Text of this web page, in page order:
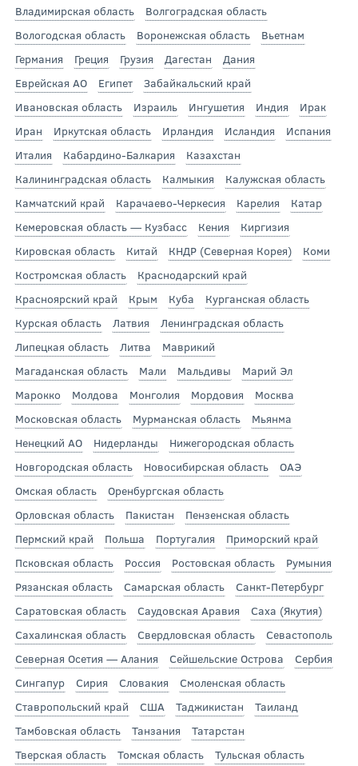
Владимирская область
Волгоградская область
Вологодская область
Воронежская область
Вьетнам
Германия
Греция Грузия Дагестан
Дания
Еврейская АО
Египет
Забайкальский край
Ивановская область
Израиль Ингушетия Индия
Ирак
Иран
Иркутская область Ирландия Исландия
Испания
Италия
Кабардино-Балкария
Казахстан
Калининградская область
Калмыкия
Калужская область
Камчатский край
Карачаево-Черкесия Карелия
Катар
Кемеровская область — Кузбасс
Кения
Киргизия
Кировская область
Китай КНДР (Северная Корея)
Коми
Костромская область
Краснодарский край
Красноярский край
Крым Куба
Курганская область
Курская область
Латвия
Ленинградская область
Липецкая область
Литва
Маврикий
Магаданская область
Мали Мальдивы
Марий Эл
Марокко
Молдова Монголия Мордовия
Москва
Московская область
Мурманская область
Мьянма
Ненецкий АО
Нидерланды
Нижегородская область
Новгородская область
Новосибирская область
ОАЭ
Омская область
Оренбургская область
Орловская область
Пакистан
Пензенская область
Пермский край
Польша Португалия
Приморский край
Псковская область
Россия Ростовская область
Румыния
Рязанская область
Самарская область
Санкт-Петербург
Саратовская область
Саудовская Аравия
Саха (Якутия)
Сахалинская область
Свердловская область
Севастополь
Северная Осетия — Алания
Сейшельские Острова
Сербия
Сингапур
Сирия Словакия
Смоленская область
Ставропольский край
США Таджикистан
Таиланд
Тамбовская область
Танзания
Татарстан
Тверская область
Томская область
Тульская область